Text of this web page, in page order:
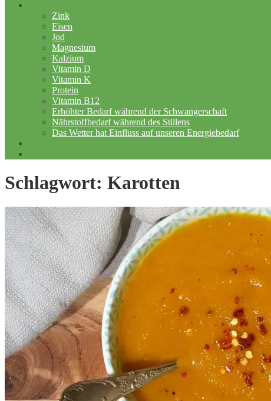
Zink
Eisen
Jod
Magnesium
Kalzium
Vitamin D
Vitamin K
Protein
Vitamin B12
Erhöhter Bedarf während der Schwangerschaft
Nährstoffbedarf während des Stillens
Das Wetter hat Einfluss auf unseren Energiebedarf
Schlagwort: Karotten